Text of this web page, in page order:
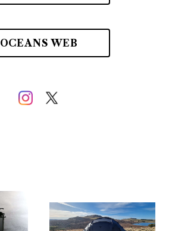
OCEANS WEB